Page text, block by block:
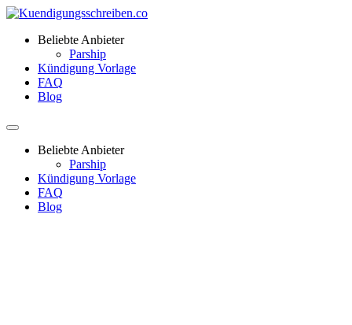
Beliebte Anbieter
Parship
Kündigung Vorlage
FAQ
Blog
Beliebte Anbieter
Parship
Kündigung Vorlage
FAQ
Blog